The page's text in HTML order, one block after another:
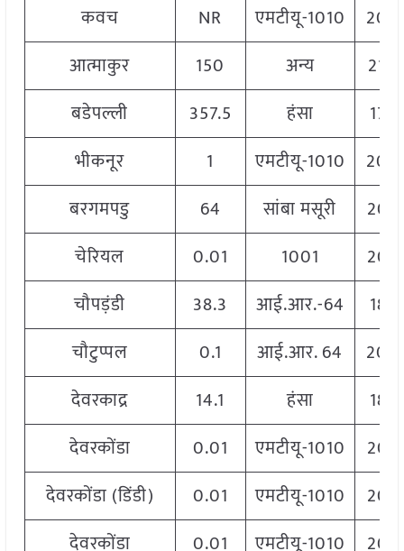
कवच
NR एमटीयू-1010
आत्माकुर
150 अन्य
बडेपल्ली
357.5 हंसा
भीकनूर
1 एमटीयू-1010
बरगमपडु
64 सांबा मसूरी
चेरियल
0.01 1001
चौपड़ंडी
38.3 आई.आर.-64
चौटुप्पल
0.1 आई.आर. 64
देवरकाद्र
14.1 हंसा
देवरकोंडा
0.01 एमटीयू-1010
देवरकोंडा (डिंडी)
0.01 एमटीयू-1010
देवरकोंडा
0.01 एमटीयू-1010